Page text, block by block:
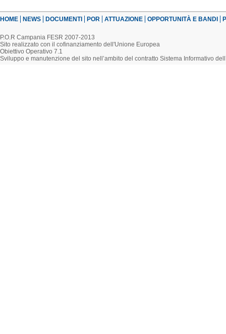
HOME NEWS DOCUMENTI POR ATTUAZIONE OPPORTUNITÀ E BANDI
P.O.R Campania FESR 2007-2013
Sito realizzato con il cofinanziamento dell'Unione Europea
Obiettivo Operativo 7.1
Sviluppo e manutenzione del sito nell’ambito del contratto Sistema Informativo